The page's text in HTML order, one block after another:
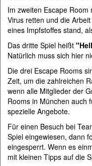
Im zweiten Escape Room
Virus retten und die
eines Impfstoffes stand,
Das dritte Spiel heißt
Natürlich muss sich hier
Die drei Escape Rooms
Zeit, um die zahlreichen
wenn alle Mitglieder der
Rooms in München auch
spezielle Angebote.
Für einen Besuch bei
Spiel eingewiesen, dann
eingesperrt. Wenn es
mit kleinen Tipps auf die